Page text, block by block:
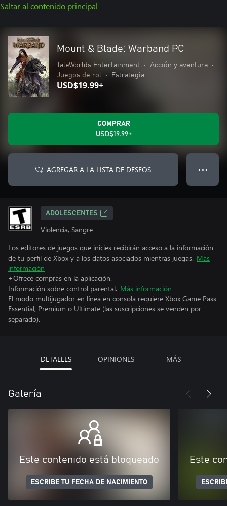
Saltar al contenido principal
Mount & Blade: Warband PC
TaleWorlds Entertainment • Acción y aventura
•
Juegos de rol
• Estrategia
USD$19.99+
COMPRAR
USD$19.99+
AGREGAR A LA LISTA DE DESEOS ● ● ●
ADOLESCENTES
Violencia, Sangre
Los editores de juegos que inicies recibirán acceso a la información
de tu perfil de Xbox y a los datos asociados mientras juegas. Más
información
+Ofrece compras en la aplicación.
Información sobre control parental. Más información
El modo multijugador en línea en consola requiere Xbox Game Pass
Essential, Premium o Ultimate (las suscripciones se venden por
separado).
DETALLES OPINIONES MÁS
Galería
Este contenido está bloqueado
ESCRIBE TU FECHA DE NACIMIENTO
Este